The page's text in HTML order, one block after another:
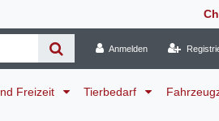
Anmelden
Freizeit Tierbedarf